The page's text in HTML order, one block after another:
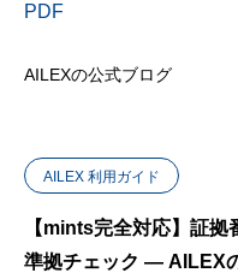
PDF
AILEXの公式ブログ
AILEX 利用ガイド
【mints完全対応】証拠
準拠チェック — AILEX